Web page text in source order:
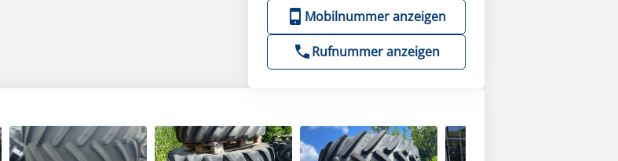
Mobilnummer anzeigen
Rufnummer anzeigen